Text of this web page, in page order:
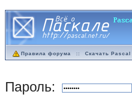
Правила форума :: Скачать Pascal
Пароль: